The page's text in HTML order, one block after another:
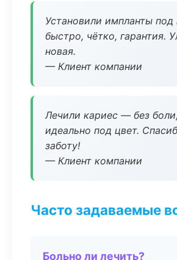
Установили импланты под
быстро, чётко, гарантия.
новая.
— Клиент компании
Лечили кариес — без
идеально под цвет.
заботу!
— Клиент компании
Часто задаваемые
Больно ли лечить?